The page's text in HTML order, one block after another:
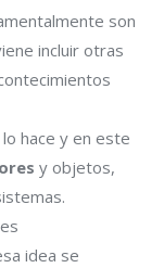
son
incluir otras
hace y en este
y objetos,
idea se